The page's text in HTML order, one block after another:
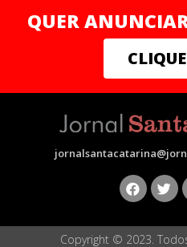
Do-in, uma forma não
pressão física aplicada aos
mãos, dos cotovelos ou de
acupuntura é,
moxabustão, a queima de
(feitas a partir de várias
secas) sobre ou próximo à
Tradicionalmente, a
QUER
Copyright © 2023.